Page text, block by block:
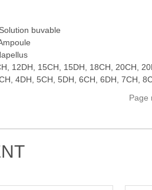
buvable
12DH, 15CH, 15DH, 18CH, 20CH,
4DH, 5CH, 5DH, 6CH, 6DH, 7CH,
Page